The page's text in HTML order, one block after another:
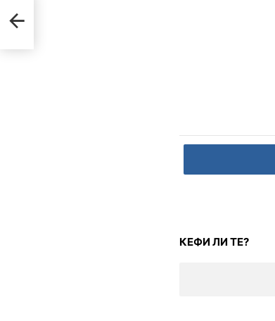
КЕФИ ЛИ ТЕ?